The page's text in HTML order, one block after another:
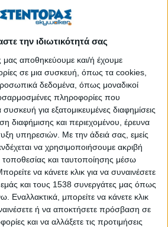
την ιδιωτικότητά σας
μας αποθηκεύουμε και/ή έχουμε
σε μια συσκευή, όπως τα cookies,
δεδομένα, όπως μοναδικοί
πληροφορίες που
για εξατομικευμένες διαφημίσεις
διαφήμισης και περιεχομένου, έρευνα
υπηρεσιών. Με την άδειά σας, εμείς
να χρησιμοποιήσουμε ακριβή
και ταυτοποίησης μέσω
να κάνετε κλικ για να συναινέσετε
και τους 1538 συνεργάτες μας όπως
Εναλλακτικά, μπορείτε να κάνετε κλικ
ή να αποκτήσετε πρόσβαση σε
και να αλλάξετε τις προτιμήσεις
26 Οκτωβρίου 2018 08:00